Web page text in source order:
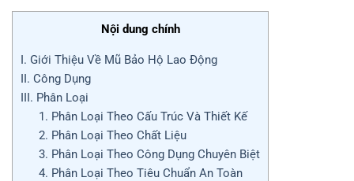
Nội dung chính
I. Giới Thiệu Về Mũ Bảo Hộ Lao Động
II. Công Dụng
III. Phân Loại
1. Phân Loại Theo Cấu Trúc Và Thiết Kế
2. Phân Loại Theo Chất Liệu
3. Phân Loại Theo Công Dụng Chuyên Biệt
4. Phân Loại Theo Tiêu Chuẩn An Toàn